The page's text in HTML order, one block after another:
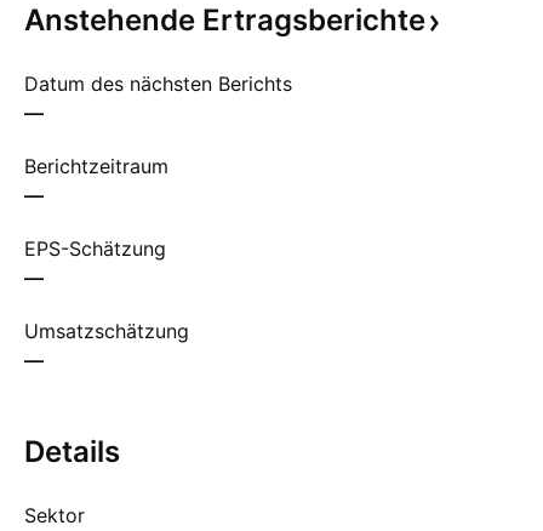
Anstehende Ertragsberichte
Datum des nächsten Berichts
—
Berichtzeitraum
—
EPS-Schätzung
—
Umsatzschätzung
—
Details
Sektor